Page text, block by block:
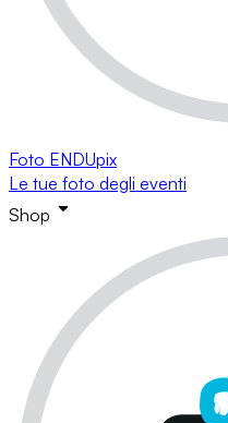
Foto ENDUpix
Le tue foto degli eventi
Shop